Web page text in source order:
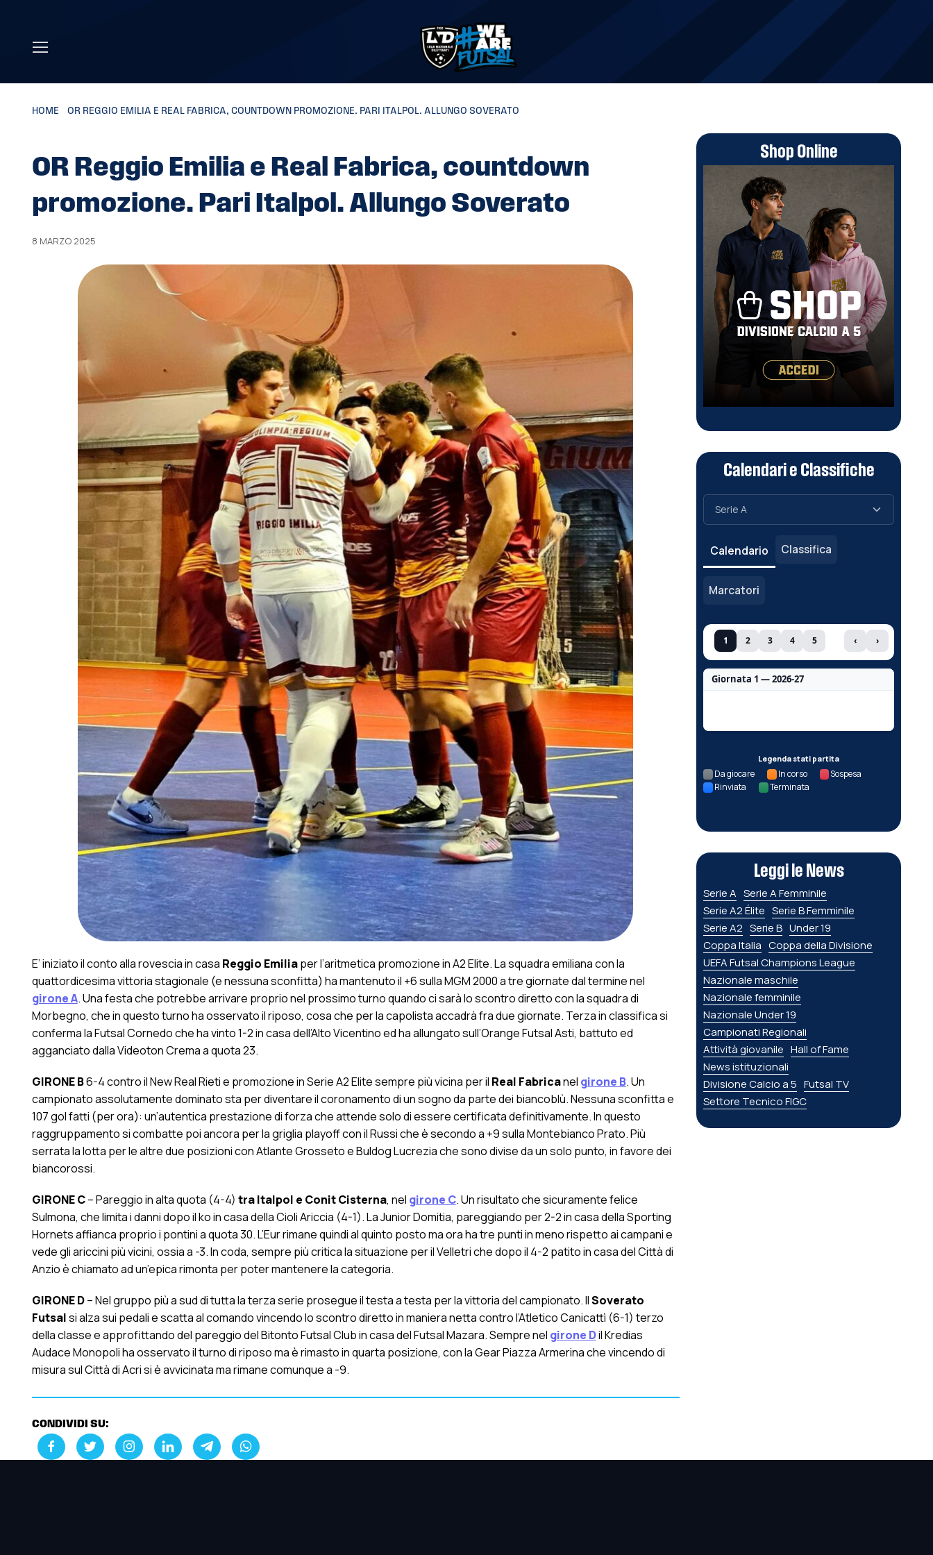
HOME OR REGGIO EMILIA E REAL FABRICA, COUNTDOWN PROMOZIONE. PARI ITALPOL. ALLUNGO SOVERATO
OR Reggio Emilia e Real Fabrica, countdown
promozione. Pari Italpol. Allungo Soverato
8 MARZO 2025
E’ iniziato il conto alla rovescia in casa Reggio Emiliaper l’aritmetica promozione in A2 Elite. La squadra emiliana con la
quattordicesima vittoria stagionale (e nessuna sconfitta) ha mantenuto il +6 sulla MGM 2000 a tre giornate dal termine nel
girone A. Una festa che potrebbe arrivare proprio nel prossimo turno quando ci sarà lo scontro diretto con la squadra di
Morbegno, che in questo turno ha osservato il riposo, cosa che per la capolista accadrà fra due giornate. Terza in classifica si
conferma la Futsal Cornedo che ha vinto 1-2 in casa dell’Alto Vicentino ed ha allungato sull’Orange Futsal Asti, battuto ed
agganciato dalla Videoton Crema a quota 23.
GIRONE B6-4 contro il New Real Rieti e promozione in Serie A2 Elite sempre più vicina per il Real Fabricanel girone B. Un
campionato assolutamente dominato sta per diventare il coronamento di un sogno da parte dei biancoblù. Nessuna sconfitta e
107 gol fatti (per ora): un’autentica prestazione di forza che attende solo di essere certificata definitivamente. In questo
raggruppamento si combatte poi ancora per la griglia playoff con il Russi che è secondo a +9 sulla Montebianco Prato. Più
serrata la lotta per le altre due posizioni con Atlante Grosseto e Buldog Lucrezia che sono divise da un solo punto, in favore dei
biancorossi.
GIRONE C– Pareggio in alta quota (4-4) tra Italpol e Conit Cisterna, nel girone C. Un risultato che sicuramente felice
Sulmona, che limita i danni dopo il ko in casa della Cioli Ariccia (4-1). La Junior Domitia, pareggiando per 2-2 in casa della Sporting
Hornets affianca proprio i pontini a quota 30. L’Eur rimane quindi al quinto posto ma ora ha tre punti in meno rispetto ai campani e
vede gli ariccini più vicini, ossia a -3. In coda, sempre più critica la situazione per il Velletri che dopo il 4-2 patito in casa del Città di
Anzio è chiamato ad un’epica rimonta per poter mantenere la categoria.
GIRONE D– Nel gruppo più a sud di tutta la terza serie prosegue il testa a testa per la vittoria del campionato. IlSoverato
Futsalsi alza sui pedali e scatta al comando vincendo lo scontro diretto in maniera netta contro l’Atletico Canicattì (6-1) terzo
della classe e approfittando del pareggio del Bitonto Futsal Club in casa del Futsal Mazara. Sempre nel girone Dil Kredias
Audace Monopoli ha osservato il turno di riposo ma è rimasto in quarta posizione, con la Gear Piazza Armerina che vincendo di
misura sul Città di Acri si è avvicinata ma rimane comunque a -9.
CONDIVIDI SU:
Shop Online
Calendari e Classifiche
Calendario Classifica
Marcatori
1 2 3 4 5 ‹ ›
Giornata 1 — 2026-27
Legenda stati partita
Da giocare In corso
Sospesa
Rinviata
Terminata
Leggi le News
Serie A Serie A Femminile
Serie A2 Élite Serie B Femminile
Serie A2 Serie B Under 19
Coppa Italia Coppa della Divisione
UEFA Futsal Champions League
Nazionale maschile
Nazionale femminile
Nazionale Under 19
Campionati Regionali
Attività giovanile Hall of Fame
News istituzionali
Divisione Calcio a 5 Futsal TV
Settore Tecnico FIGC